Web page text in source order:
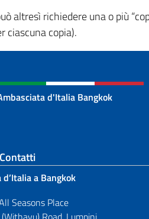
altresì richiedere una o più
ciascuna copia).
d'Italia Bangkok
footer
a Bangkok
Seasons Place